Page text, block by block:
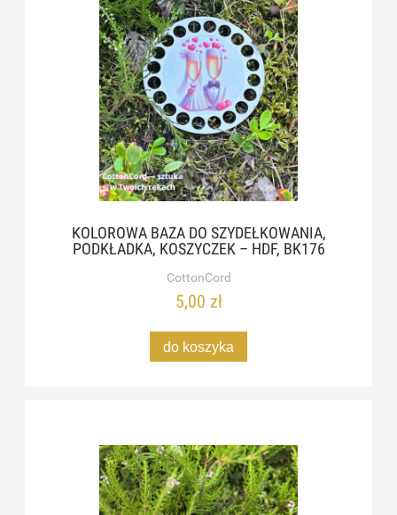
KOLOROWA BAZA DO SZYDEŁKOWANIA,
PODKŁADKA, KOSZYCZEK – HDF, BK176
CottonCord
5,00 zł
do koszyka